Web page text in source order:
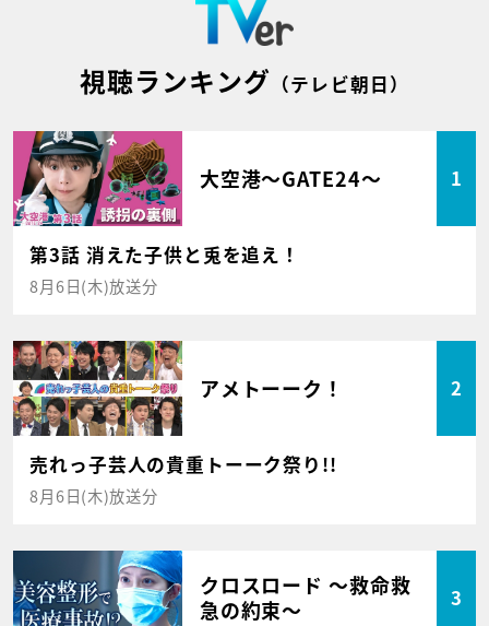
視聴ランキング （テレビ朝日）
大空港～GATE24～ 1
第3話 消えた子供と兎を追え！
8月6日(木)放送分
アメトーーク！ 2
売れっ子芸人の貴重トーーク祭り!!
8月6日(木)放送分
クロスロード ～救命救
急の約束～
3